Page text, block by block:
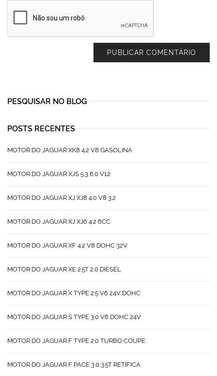
PESQUISAR NO BLOG
POSTS RECENTES
MOTOR DO JAGUAR XK8 4.2 V8 GASOLINA
MOTOR DO JAGUAR XJS 5.3 6.0 V12
MOTOR DO JAGUAR XJ XJ8 4.0 V8 3.2
MOTOR DO JAGUAR XJ XJ6 4.2 6CC
MOTOR DO JAGUAR XF 4.2 V8 DOHC 32V
MOTOR DO JAGUAR XE 2.5T 2.0 DIESEL
MOTOR DO JAGUAR X TYPE 2.5 V6 24V DOHC
MOTOR DO JAGUAR S TYPE 3.0 V6 DOHC 24V
MOTOR DO JAGUAR F TYPE 2.0 TURBO COUPE
MOTOR DO JAGUAR F PACE 3.0 3.5T RETÍFICA